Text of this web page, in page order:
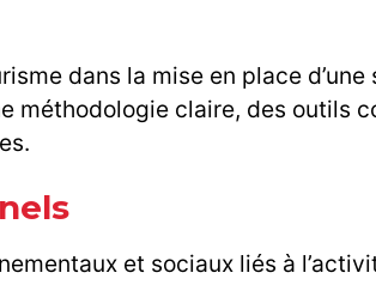
dans la mise en place
méthodologie claire, des outils
et sociaux liés à